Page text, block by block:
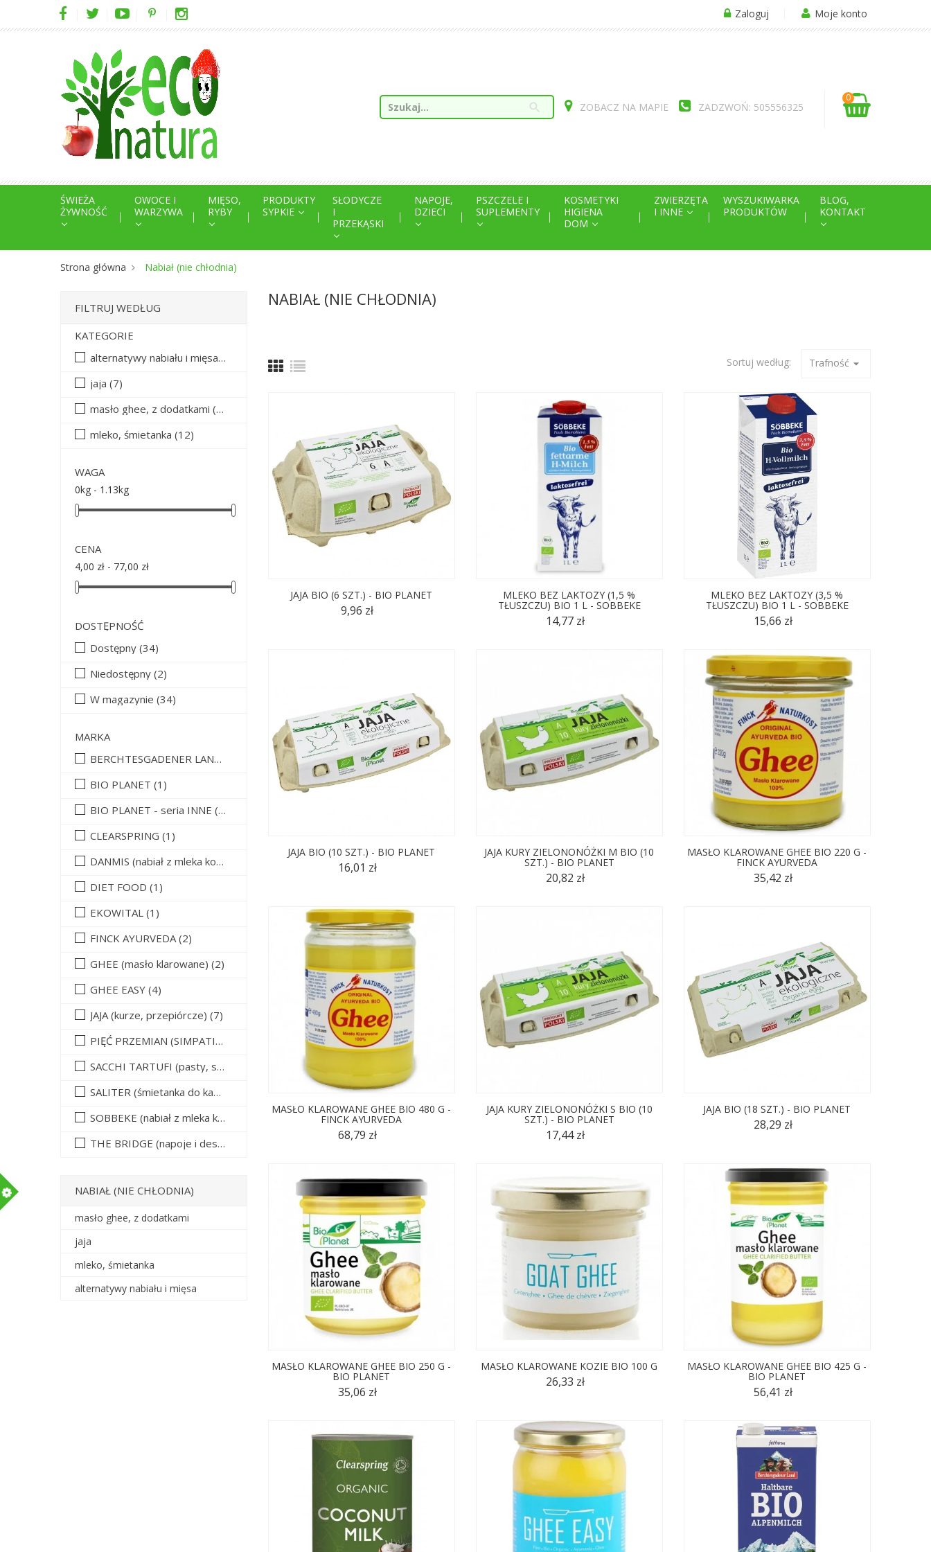
Zaloguj Moje konto
search ZOBACZ NA MAPIE ZADZWOŃ: 505556325
0
ŚWIEŻA
ŻYWNOŚĆ
OWOCE I
WARZYWA
MIĘSO,
RYBY
PRODUKTY
SYPKIE
SŁODYCZE
I
PRZEKĄSKI
NAPOJE,
DZIECI
PSZCZELE I
SUPLEMENTY
KOSMETYKI
HIGIENA
DOM
ZWIERZĘTA
I INNE
WYSZUKIWARKA
PRODUKTÓW
BLOG,
KONTAKT
Strona główna Nabiał (nie chłodnia)
FILTRUJ WEDŁUG
KATEGORIE
alternatywy nabiału i mięsa(1)
jaja (7)
masło ghee, z dodatkami (16)
mleko, śmietanka (12)
WAGA
0kg - 1.13kg
CENA
4,00 zł - 77,00 zł
DOSTĘPNOŚĆ
Dostępny (34)
Niedostępny (2)
W magazynie (34)
MARKA
BERCHTESGADENER LAND (nabiał z mleka krowiego)
(4)
BIO PLANET (1)
BIO PLANET - seria INNE (2)
CLEARSPRING (1)
DANMIS (nabiał z mleka koziego)
DIET FOOD (1)
EKOWITAL (1)
FINCK AYURVEDA(2)
GHEE (masło klarowane) (2)
GHEE EASY (4)
JAJA (kurze, przepiórcze) (7)
PIĘĆ PRZEMIAN (SIMPATIKO)
SACCHI TARTUFI (pasty, sosy, oliwy truflowe)
SALITER (śmietanka do kawy)
SOBBEKE (nabiał z mleka krowiego)
THE BRIDGE (napoje i desery roślinne)
NABIAŁ (NIE CHŁODNIA)
masło ghee, z dodatkami
jaja
mleko, śmietanka
alternatywy nabiału i mięsa
NABIAŁ (NIE CHŁODNIA)
Sortuj według: Trafność arrow_drop_down
JAJA BIO (6 SZT.) - BIO PLANET
9,96 zł
MLEKO BEZ LAKTOZY (1,5 %
TŁUSZCZU) BIO 1 L - SOBBEKE
14,77 zł
MLEKO BEZ LAKTOZY (3,5 %
TŁUSZCZU) BIO 1 L - SOBBEKE
15,66 zł
JAJA BIO (10 SZT.) - BIO PLANET
16,01 zł
JAJA KURY ZIELONONÓŻKI M BIO (10
SZT.) - BIO PLANET
20,82 zł
MASŁO KLAROWANE GHEE BIO 220 G -
FINCK AYURVEDA
35,42 zł
MASŁO KLAROWANE GHEE BIO 480 G -
FINCK AYURVEDA
68,79 zł
JAJA KURY ZIELONONÓŻKI S BIO (10
SZT.) - BIO PLANET
17,44 zł
JAJA BIO (18 SZT.) - BIO PLANET
28,29 zł
MASŁO KLAROWANE GHEE BIO 250 G -
BIO PLANET
35,06 zł
MASŁO KLAROWANE KOZIE BIO 100 G
26,33 zł
MASŁO KLAROWANE GHEE BIO 425 G -
BIO PLANET
56,41 zł